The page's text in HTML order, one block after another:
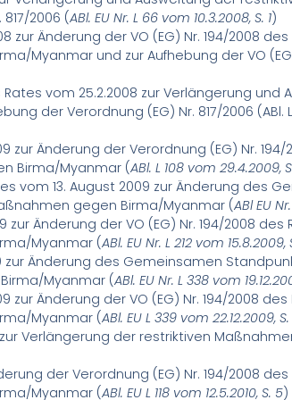
2006 (ABl. EU Nr. L 66 vom 10.3.2008, S. 1)
zur Änderung der VO (EG) Nr. 194/2008
Myanmar und zur Aufhebung der VO
vom 25.2.2008 zur Verlängerung
der Verordnung (EG) Nr. 817/2006 (ABl.
zur Änderung der Verordnung (EG) Nr.
Birma/Myanmar (ABl. L 108 vom 29.4.2009,
vom 13. August 2009 zur Änderung des
gegen Birma/Myanmar (ABl EU
zur Änderung der VO (EG) Nr. 194/2008
Myanmar (ABl. EU Nr. L 212 vom 15.8.2009,
zur Änderung des Gemeinsamen
Myanmar (ABl. EU Nr. L 338 vom
zur Änderung der VO (EG) Nr. 194/2008
Myanmar (ABl. EU L 339 vom 22.12.2009,
zur Verlängerung der restriktiven
der Verordnung (EG) Nr. 194/2008
Myanmar (ABl. EU L 118 vom 12.5.2010, S. 5)